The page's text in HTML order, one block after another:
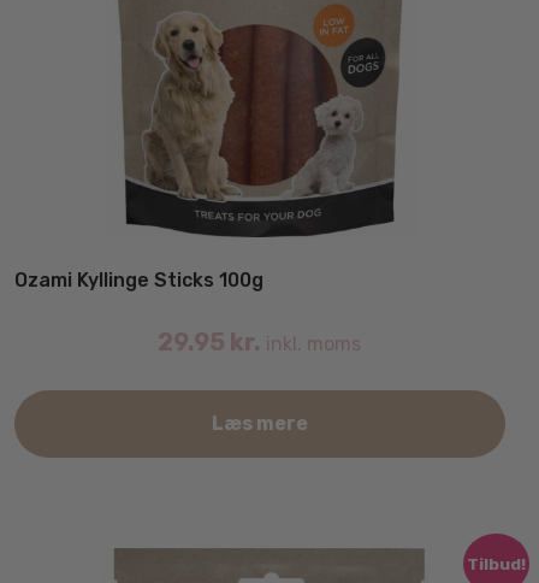
Ozami Kyllinge Sticks 100g
29.95 kr. inkl. moms
Læs mere
Tilbud!